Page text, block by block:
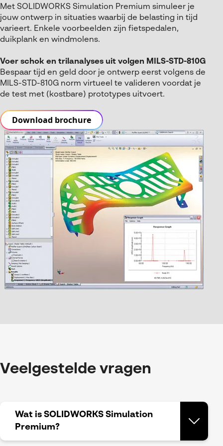
Met SOLIDWORKS Simulation Premium simuleer je
jouw ontwerp in situaties waarbij de belasting in tijd
varieert. Enkele voorbeelden zijn fietspedalen,
duikplank en windmolens.
Voer schok en trilanalyses uit volgen MILS-STD-810G
Bespaar tijd en geld door je ontwerp eerst volgens de
MILS-STD-810G norm virtueel te valideren voordat je
de test met (kostbare) prototypes uitvoert.
Download brochure
Veelgestelde vragen
Wat is SOLIDWORKS Simulation
Premium?